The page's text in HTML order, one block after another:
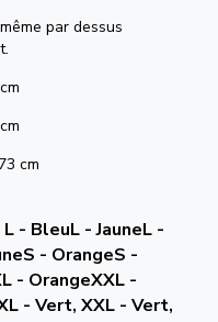
par dessus
cm
- BleuL - JauneL -
- OrangeS -
- OrangeXXL -
- Vert, XXL - Vert,